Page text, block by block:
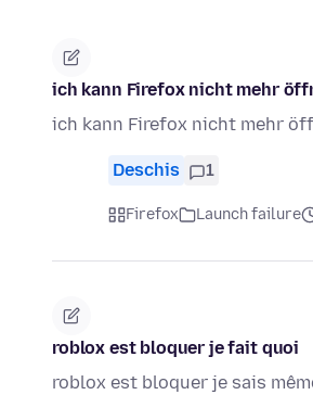
ich kann Firefox nicht mehr
ich kann Firefox nicht mehr
Deschis 1
Firefox Launch failure
roblox est bloquer je fait quoi
roblox est bloquer je sais